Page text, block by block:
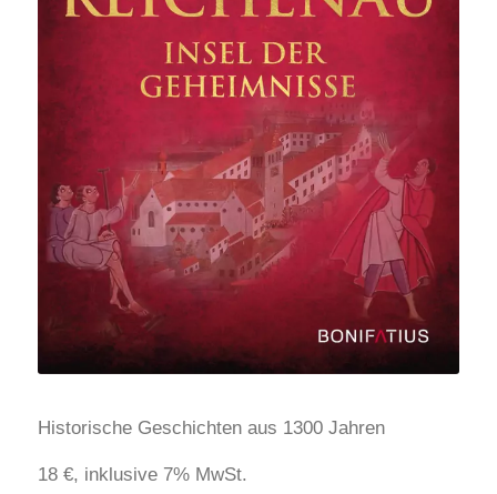
Historische Geschichten aus 1300 Jahren
18 €, inklusive 7% MwSt.